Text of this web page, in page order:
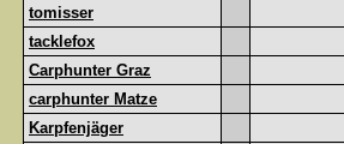
tomisser
tacklefox
Carphunter Graz
carphunter Matze
Karpfenjäger